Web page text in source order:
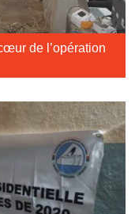
de l’opération